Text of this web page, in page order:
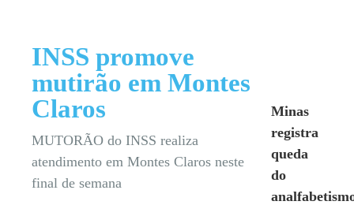
INSS promove
mutirão em Montes
Claros
MUTORÃO do INSS realiza
atendimento em Montes Claros neste
final de semana
Minas
registra
queda
do